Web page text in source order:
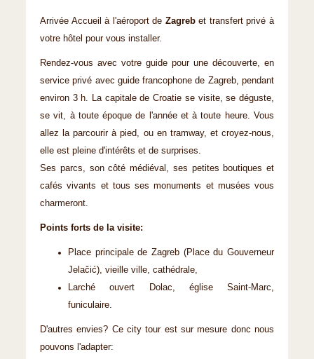
Arrivée Accueil à l'aéroport de Zagrebet transfert privé à
votre hôtel pour vous installer.
Rendez-vous avec votre guide pour une découverte, en
service privé avec guide francophone de Zagreb, pendant
environ 3 h. La capitale de Croatie se visite, se déguste,
se vit, à toute époque de l'année et à toute heure. Vous
allez la parcourir à pied, ou en tramway, et croyez-nous,
elle est pleine d'intérêts et de surprises.
Ses parcs, son côté médiéval, ses petites boutiques et
cafés vivants et tous ses monuments et musées vous
charmeront.
Points forts de la visite:
Place principale de Zagreb (Place du Gouverneur
Jelačić), vieille ville, cathédrale,
Larché ouvert Dolac, église Saint-Marc,
funiculaire.
D'autres envies? Ce city tour est sur mesure donc nous
pouvons l'adapter: